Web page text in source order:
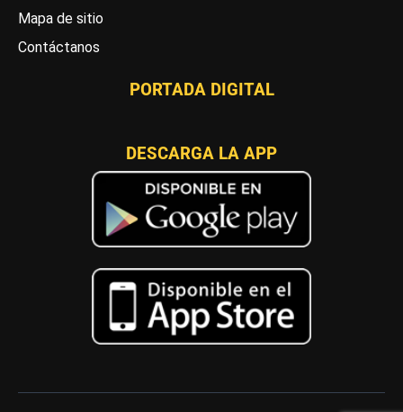
Mapa de sitio
Contáctanos
PORTADA DIGITAL
DESCARGA LA APP